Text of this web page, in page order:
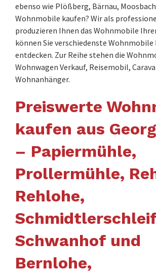
ebenso wie Plößberg, Bärnau,
Wohnmobile kaufen? Wir als
produzieren Ihnen das Wohnmobile
können Sie verschiedenste Wohnmobile
entdecken. Zur Reihe stehen die
Wohnwagen Verkauf, Reisemobil,
Wohnanhänger.
Preiswerte
kaufen aus
– Papiermühle,
Prollermühle,
Rehlohe,
Schwanhof und
Bernlohe,